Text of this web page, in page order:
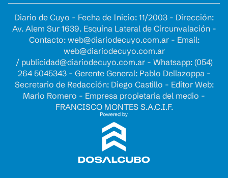
Diario de Cuyo - Fecha de Inicio: 11/2003 - Dirección:
Av. Alem Sur 1639. Esquina Lateral de Circunvalación -
Contacto: web@diariodecuyo.com.ar- Email:
web@diariodecuyo.com.ar
/ publicidad@diariodecuyo.com.ar- Whatsapp: (054)
264 5045343 - Gerente General: Pablo Dellazoppa -
Secretario de Redacción: Diego Castillo - Editor Web:
Mario Romero - Empresa propietaria del medio -
FRANCISCO MONTES S.A.C.I.F.